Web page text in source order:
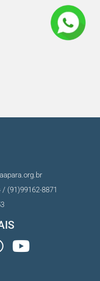
(91)99162-8871